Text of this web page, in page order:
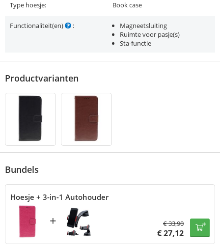
Type hoesje: Book case
Functionaliteit(en) :
Magneetsluiting
Ruimte voor pasje(s)
Sta-functie
Productvarianten
Bundels
Hoesje + 3-in-1 Autohouder
+ €33,90
€27,12